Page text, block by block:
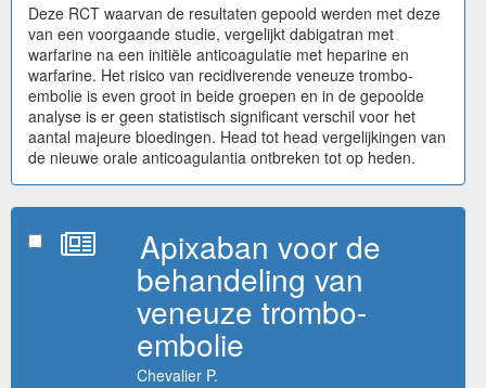
Deze RCT waarvan de resultaten gepoold werden met deze
van een voorgaande studie, vergelijkt dabigatran met
warfarine na een initiële anticoagulatie met heparine en
warfarine. Het risico van recidiverende veneuze trombo-
embolie is even groot in beide groepen en in de gepoolde
analyse is er geen statistisch significant verschil voor het
aantal majeure bloedingen. Head tot head vergelijkingen van
de nieuwe orale anticoagulantia ontbreken tot op heden.
Apixaban voor de
behandeling van
veneuze trombo-
embolie
Chevalier P.